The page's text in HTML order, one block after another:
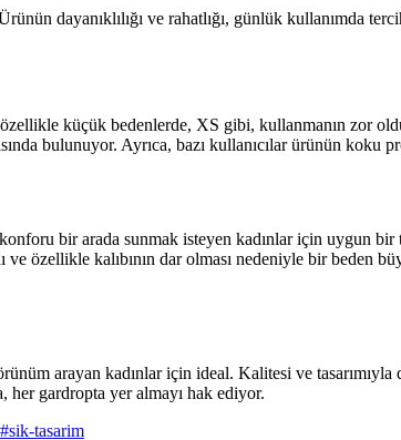
dayanıklılığı ve rahatlığı, günlük kullanımda
küçük bedenlerde, XS gibi, kullanmanın zor
bulunuyor. Ayrıca, bazı kullanıcılar ürünün koku
bir arada sunmak isteyen kadınlar için uygun
özellikle kalıbının dar olması nedeniyle bir beden
arayan kadınlar için ideal. Kalitesi ve
her gardropta yer almayı hak ediyor.
#sik-tasarim